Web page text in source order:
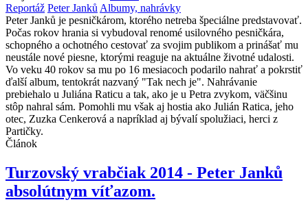
Reportáž Peter Janků Albumy, nahrávky
Peter Janků je pesničkárom, ktorého netreba špeciálne predstavovať.
Počas rokov hrania si vybudoval renomé usilovného pesničkára,
schopného a ochotného cestovať za svojim publikom a prinášať mu
neustále nové piesne, ktorými reaguje na aktuálne životné udalosti.
Vo veku 40 rokov sa mu po 16 mesiacoch podarilo nahrať a pokrstiť
ďalší album, tentokrát nazvaný "Tak nech je". Nahrávanie
prebiehalo u Juliána Raticu a tak, ako je u Petra zvykom, väčšinu
stôp nahral sám. Pomohli mu však aj hostia ako Julián Ratica, jeho
otec, Zuzka Cenkerová a napríklad aj bývalí spolužiaci, herci z
Partičky.
Článok
Turzovský vrabčiak 2014 - Peter Janků
absolútnym víťazom.